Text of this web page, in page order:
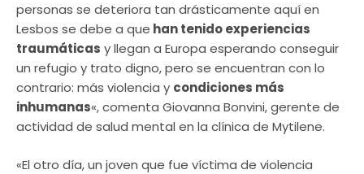
personas se deteriora tan drásticamente aquí en
Lesbos se debe a que han tenido experiencias
traumáticas y llegan a Europa esperando conseguir
un refugio y trato digno, pero se encuentran con lo
contrario: más violencia y condiciones más
inhumanas«, comenta Giovanna Bonvini, gerente de
actividad de salud mental en la clínica de Mytilene.
«El otro día, un joven que fue víctima de violencia